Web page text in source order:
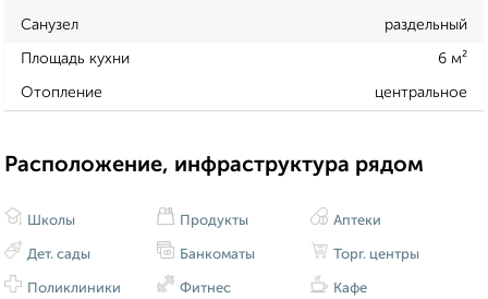
Санузел раздельный
Площадь кухни 6 м²
Отопление центральное
Расположение, инфраструктура рядом
Школы
Дет. сады
Поликлиники
Продукты
Банкоматы
Фитнес
Аптеки
Торг. центры
Кафе